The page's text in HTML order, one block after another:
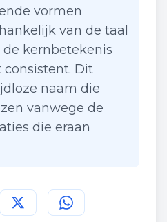
vormen
van de taal
kernbetekenis
Dit
naam die
vanwege de
die eraan
pagina op
Deel deze pagina op
Deel deze pagina